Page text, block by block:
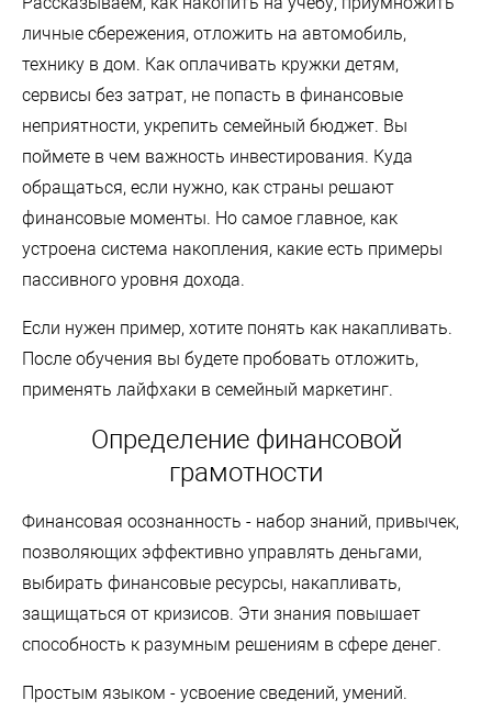
личные сбережения, отложить на автомобиль,
технику в дом. Как оплачивать кружки детям,
сервисы без затрат, не попасть в финансовые
неприятности, укрепить семейный бюджет. Вы
поймете в чем важность инвестирования. Куда
обращаться, если нужно, как страны решают
финансовые моменты. Но самое главное, как
устроена система накопления, какие есть примеры
пассивного уровня дохода.
Если нужен пример, хотите понять как накапливать.
После обучения вы будете пробовать отложить,
применять лайфхаки в семейный маркетинг.
Определение финансовой
грамотности
Финансовая осознанность - набор знаний, привычек,
позволяющих эффективно управлять деньгами,
выбирать финансовые ресурсы, накапливать,
защищаться от кризисов. Эти знания повышает
способность к разумным решениям в сфере денег.
Простым языком - усвоение сведений, умений.